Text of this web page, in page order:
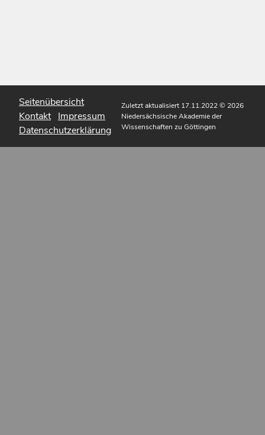
Seitenübersicht
Kontakt Impressum
Datenschutzerklärung
Zuletzt aktualisiert 17.11.2022© 2026
Niedersächsische Akademie der
Wissenschaften zu Göttingen